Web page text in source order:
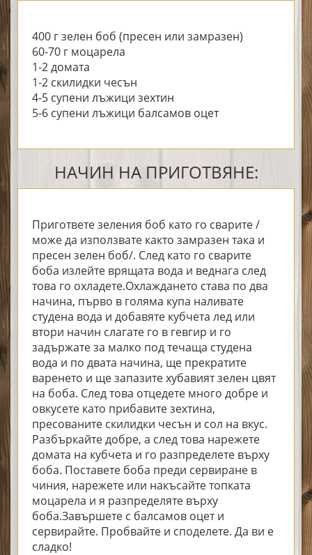
400 г зелен боб (пресен или замразен)
60-70 г моцарела
1-2 доматa
1-2 скилидки чесън
4-5 супени лъжици зехтин
5-6 супени лъжици балсамов оцет
НАЧИН НА ПРИГОТВЯНЕ:
Пригответе зеления боб като го сварите /
може да използвате както замразен така и
пресен зелен боб/. След като го сварите
боба излейте врящата вода и веднага след
това го охладете.Охлаждането става по два
начина, първо в голяма купа наливате
студена вода и добавяте кубчета лед или
втори начин слагате го в гевгир и го
задържате за малко под течаща студена
вода и по двата начина, ще прекратите
варенето и ще запазите хубавият зелен цвят
на боба. След това отцедете много добре и
овкусете като прибавите зехтина,
пресованите скилидки чесън и сол на вкус.
Разбъркайте добре, а след това нарежете
домата на кубчета и го разпределете върху
боба. Поставете боба преди сервиране в
чиния, нарежете или накъсайте топката
моцарела и я разпределяте върху
боба.Завършете с балсамов оцет и
сервирайте. Пробвайте и споделете. Да ви е
сладко!